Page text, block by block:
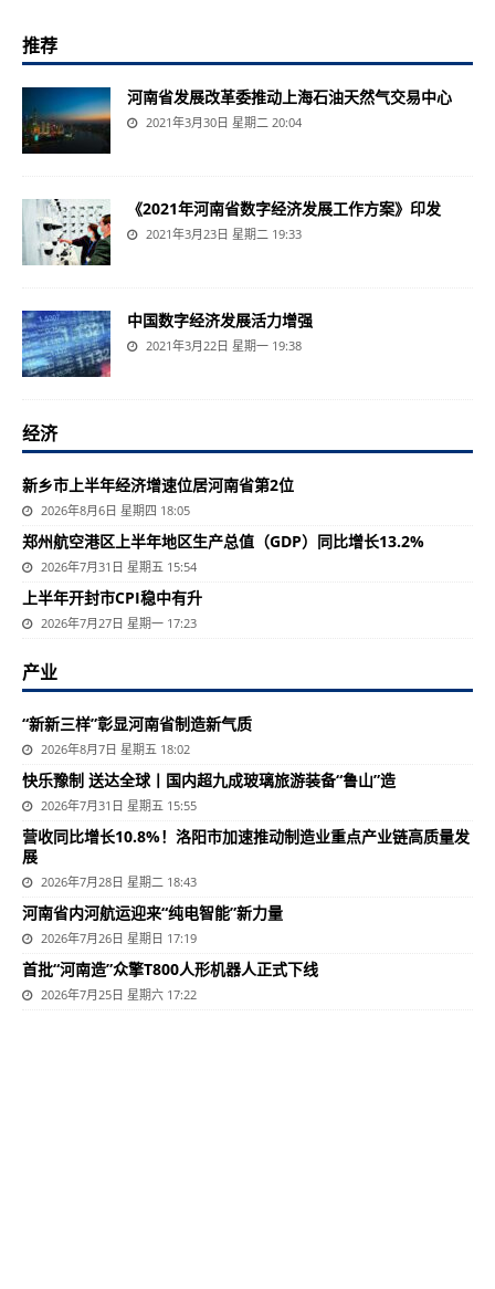
推荐
河南省发展改革委推动上海石油天然气交易中心
2021年3月30日 星期二 20:04
《2021年河南省数字经济发展工作方案》印发
2021年3月23日 星期二 19:33
中国数字经济发展活力增强
2021年3月22日 星期一 19:38
经济
新乡市上半年经济增速位居河南省第2位
2026年8月6日 星期四 18:05
郑州航空港区上半年地区生产总值（GDP）同比增长13.2%
2026年7月31日 星期五 15:54
上半年开封市CPI稳中有升
2026年7月27日 星期一 17:23
产业
“新新三样”彰显河南省制造新气质
2026年8月7日 星期五 18:02
快乐豫制 送达全球丨国内超九成玻璃旅游装备“鲁山”造
2026年7月31日 星期五 15:55
营收同比增长10.8%！洛阳市加速推动制造业重点产业链高质量发
展
2026年7月28日 星期二 18:43
河南省内河航运迎来“纯电智能”新力量
2026年7月26日 星期日 17:19
首批“河南造”众擎T800人形机器人正式下线
2026年7月25日 星期六 17:22